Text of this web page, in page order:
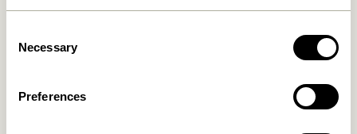
Selection
Necessary
Preferences
449,00